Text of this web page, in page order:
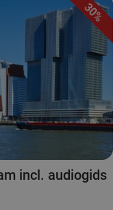
30%
incl. audiogids